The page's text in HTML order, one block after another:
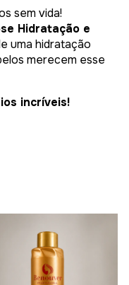
sem vida!
Hidratação e
uma hidratação
merecem esse
incríveis!